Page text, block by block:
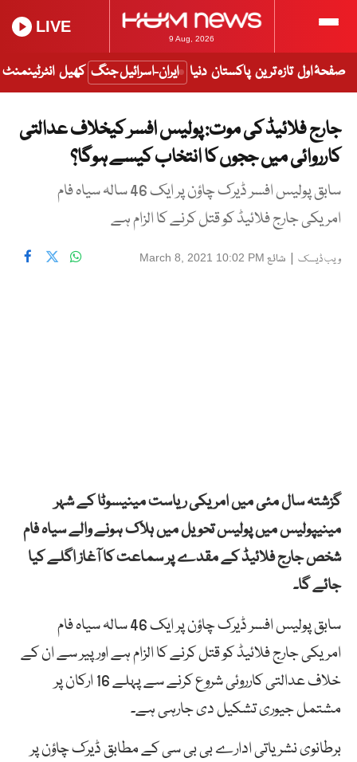
9 Aug, 2026
LIVE
صفحۂ اول تازہ ترین پاکستان دنیا ایران-اسرائیل جنگ کھیل انٹرٹینمنٹ
جارج فلائیڈ کی موت: پولیس افسر کیخلاف عدالتی
کارروائی میں ججوں کا انتخاب کیسے ہوگا؟
سابق پولیس افسر ڈیرک چاؤن پر ایک 46 سالہ سیاہ فام
امریکی جارج فلائیڈ کو قتل کرنے کا الزام ہے
ویب ڈیسک | شائع March 8, 2021 10:02 PM
گزشتہ سال مئی میں امریکی ریاست مینیسوٹا کے شہر
مینیپولیس میں پولیس تحویل میں ہلاک ہونے والے سیاہ فام
شخص جارج فلائیڈ کے مقدے پر سماعت کا آغاز اگلے کیا
جائے گا۔
سابق پولیس افسر ڈیرک چاؤن پر ایک 46 سالہ سیاہ فام
امریکی جارج فلائیڈ کو قتل کرنے کا الزام ہے اور پیر سے ان کے
خلاف عدالتی کارروئی شروع کرنے سے پہلے 16 ارکان پر
مشتمل جیوری تشکیل دی جارہی ہے۔
برطانوی نشریاتی ادارے بی بی سی کے مطابق ڈیرک چاؤن پر